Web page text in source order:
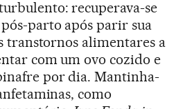
recuperava-se
parto após parir sua
transtornos alimentares a
com um ovo cozido e
por dia. Mantinha-
como